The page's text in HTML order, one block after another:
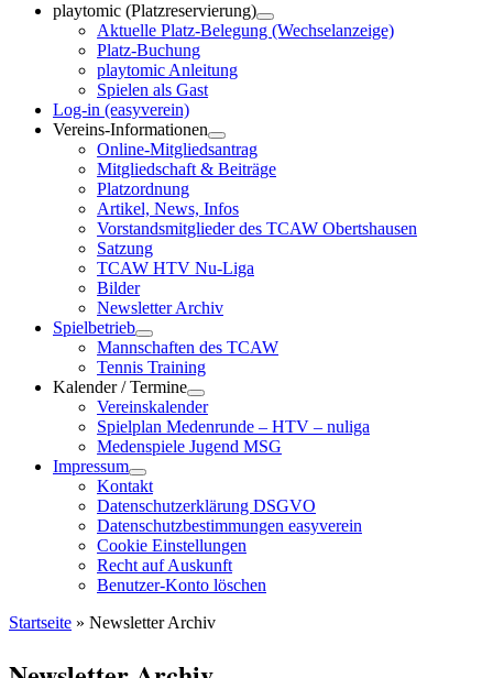
playtomic (Platzreservierung)
Aktuelle Platz-Belegung (Wechselanzeige)
Platz-Buchung
playtomic Anleitung
Spielen als Gast
Log-in (easyverein)
Vereins-Informationen
Online-Mitgliedsantrag
Mitgliedschaft & Beiträge
Platzordnung
Artikel, News, Infos
Vorstandsmitglieder des TCAW Obertshausen
Satzung
TCAW HTV Nu-Liga
Bilder
Newsletter Archiv
Spielbetrieb
Mannschaften des TCAW
Tennis Training
Kalender / Termine
Vereinskalender
Spielplan Medenrunde – HTV – nuliga
Medenspiele Jugend MSG
Impressum
Kontakt
Datenschutzerklärung DSGVO
Datenschutzbestimmungen easyverein
Cookie Einstellungen
Recht auf Auskunft
Benutzer-Konto löschen
Startseite » Newsletter Archiv